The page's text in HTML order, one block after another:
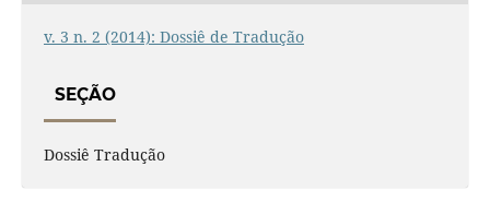
v. 3 n. 2 (2014): Dossiê de Tradução
SEÇÃO
Dossiê Tradução